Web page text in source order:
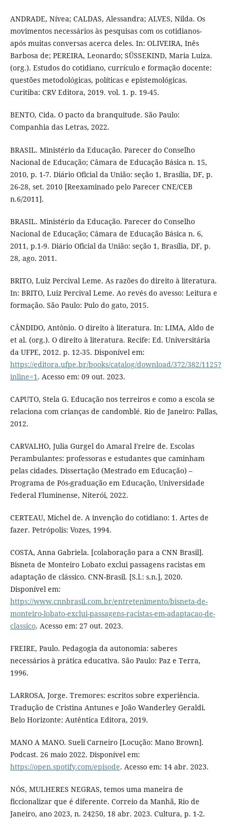
ANDRADE, Nívea; CALDAS, Alessandra; ALVES, Nilda. Os
movimentos necessários às pesquisas com os cotidianos-
após muitas conversas acerca deles. In: OLIVEIRA, Inês
Barbosa de; PEREIRA, Leonardo; SÜSSEKIND, Maria Luiza.
(org.). Estudos do cotidiano, currículo e formação docente:
questões metodológicas, políticas e epistemológicas.
Curitiba: CRV Editora, 2019. vol. 1. p. 19-45.
BENTO, Cida. O pacto da branquitude. São Paulo:
Companhia das Letras, 2022.
BRASIL. Ministério da Educação. Parecer do Conselho
Nacional de Educação; Câmara de Educação Básica n. 15,
2010, p. 1-7. Diário Oficial da União: seção 1, Brasília, DF, p.
26-28, set. 2010 [Reexaminado pelo Parecer CNE/CEB
n.6/2011].
BRASIL. Ministério da Educação. Parecer do Conselho
Nacional de Educação; Câmara de Educação Básica n. 6,
2011, p.1-9. Diário Oficial da União: seção 1, Brasília, DF, p.
28, ago. 2011.
BRITO, Luiz Percival Leme. As razões do direito à literatura.
In: BRITO, Luiz Percival Leme. Ao revés do avesso: Leitura e
formação. São Paulo: Pulo do gato, 2015.
CÂNDIDO, Antônio. O direito à literatura. In: LIMA, Aldo de
et al. (org.). O direito à literatura. Recife: Ed. Universitária
da UFPE, 2012. p. 12-35. Disponível em:
https://editora.ufpe.br/books/catalog/download/372/382/1125?
inline=1 . Acesso em: 09 out. 2023.
CAPUTO, Stela G. Educação nos terreiros e como a escola se
relaciona com crianças de candomblé. Rio de Janeiro: Pallas,
2012.
CARVALHO, Julia Gurgel do Amaral Freire de. Escolas
Perambulantes: professoras e estudantes que caminham
pelas cidades. Dissertação (Mestrado em Educação) –
Programa de Pós-graduação em Educação, Universidade
Federal Fluminense, Niterói, 2022.
CERTEAU, Michel de. A invenção do cotidiano: 1. Artes de
fazer. Petrópolis: Vozes, 1994.
COSTA, Anna Gabriela. [colaboração para a CNN Brasil].
Bisneta de Monteiro Lobato exclui passagens racistas em
adaptação de clássico. CNN-Brasil. [S.l.: s.n.], 2020.
Disponível em:
https://www.cnnbrasil.com.br/entretenimento/bisneta-de-
monteiro-lobato-exclui-passagens-racistas-em-adaptacao-de-
classico. Acesso em: 27 out. 2023.
FREIRE, Paulo. Pedagogia da autonomia: saberes
necessários à prática educativa. São Paulo: Paz e Terra,
1996.
LARROSA, Jorge. Tremores: escritos sobre experiência.
Tradução de Cristina Antunes e João Wanderley Geraldi.
Belo Horizonte: Autêntica Editora, 2019.
MANO A MANO. Sueli Carneiro [Locução: Mano Brown].
Podcast. 26 maio 2022. Disponível em:
https://open.spotify.com/episode. Acesso em: 14 abr. 2023.
NÓS, MULHERES NEGRAS, temos uma maneira de
ficcionalizar que é diferente. Correio da Manhã, Rio de
Janeiro, ano 2023, n. 24250, 18 abr. 2023. Cultura, p. 1-2.